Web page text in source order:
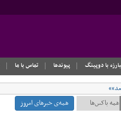
با دوپینگ پیوندها تماس با ما
همه‌ی خبرهای امروز